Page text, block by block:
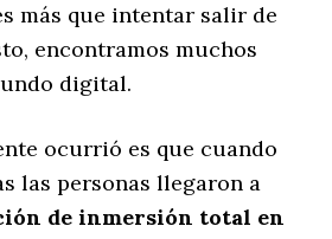
más que intentar salir de
encontramos muchos
digital.
ocurrió es que cuando
las personas llegaron a
de inmersión total en